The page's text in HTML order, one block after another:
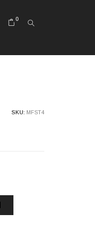
0
SKU: MFST4